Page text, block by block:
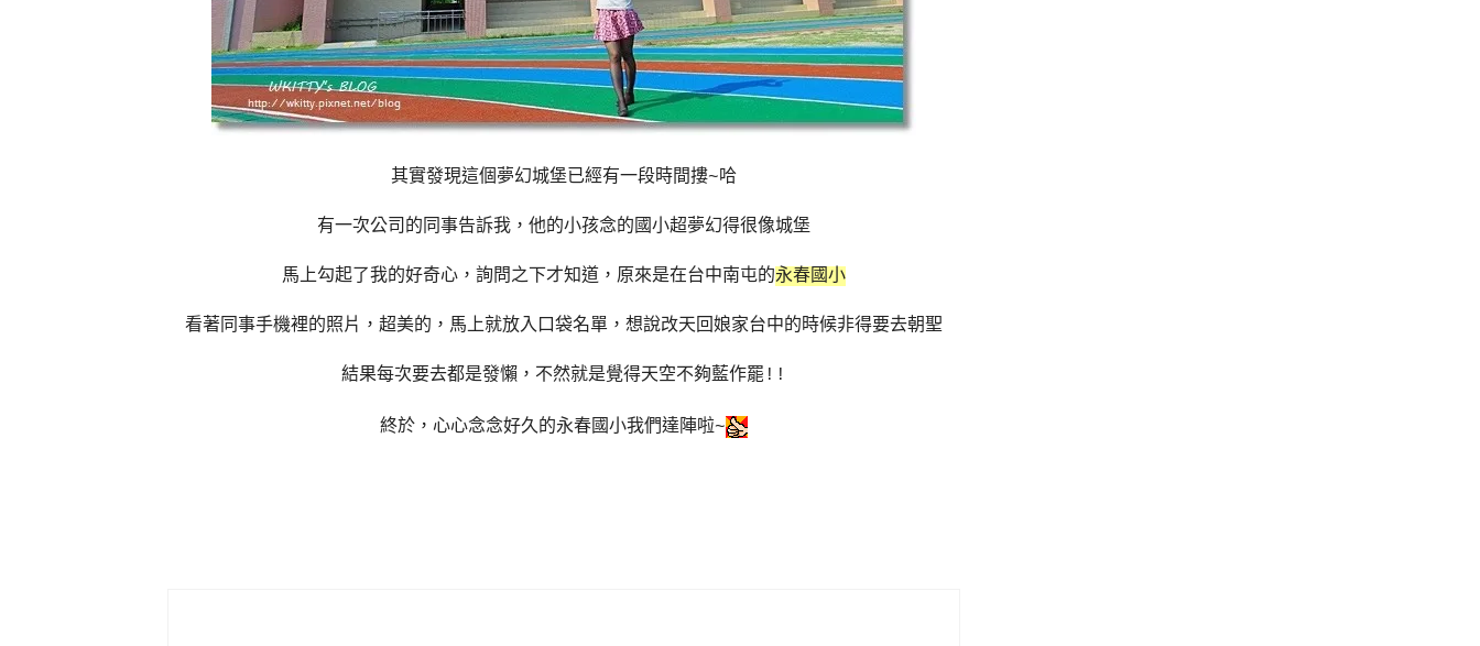
其實發現這個夢幻城堡已經有一段時間摟~哈
有一次公司的同事告訴我，他的小孩念的國小超夢幻得很像城堡
馬上勾起了我的好奇心，詢問之下才知道，原來是在台中南屯的永春國小
看著同事手機裡的照片，超美的，馬上就放入口袋名單，想說改天回娘家台中的時候非得要去朝聖
結果每次要去都是發懶，不然就是覺得天空不夠藍作罷!!
終於，心心念念好久的永春國小我們達陣啦~